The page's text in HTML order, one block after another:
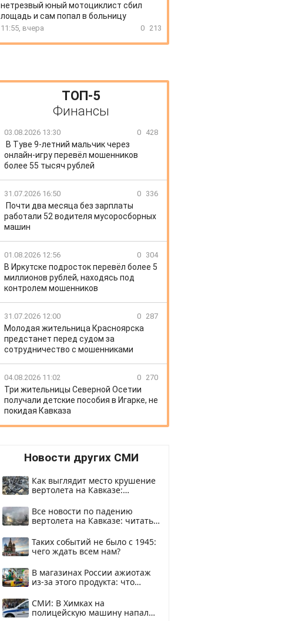
нетрезвый юный мотоциклист сбил
лощадь и сам попал в больницу
11:55, вчера 0 213
ТОП-5
Финансы
03.08.2026 13:30 0 428
В Туве 9-летний мальчик через
онлайн-игру перевёл мошенников
более 55 тысяч рублей
31.07.2026 16:50 0 336
Почти два месяца без зарплаты
работали 52 водителя мусоросборных
машин
01.08.2026 12:56 0 304
В Иркутске подросток перевёл более 5
миллионов рублей, находясь под
контролем мошенников
31.07.2026 12:00 0 287
Молодая жительница Красноярска
предстанет перед судом за
сотрудничество с мошенниками
04.08.2026 11:02 0 270
Три жительницы Северной Осетии
получали детские пособия в Игарке, не
покидая Кавказа
Новости других СМИ
Как выглядит место крушение
вертолета на Кавказе:
Все новости по падению
вертолета на Кавказе: читать
Таких событий не было с 1945:
чего ждать всем нам?
В магазинах России ажиотаж
из-за этого продукта: что
СМИ: В Химках на
полицейскую машину напали